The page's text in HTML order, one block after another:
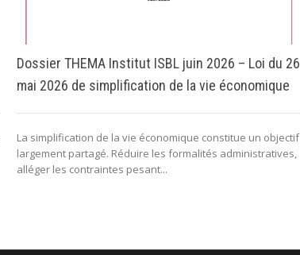
Dossier THEMA Institut ISBL juin 2026 – Loi du 26
mai 2026 de simplification de la vie économique
La simplification de la vie économique constitue un objectif
largement partagé. Réduire les formalités administratives,
alléger les contraintes pesant...